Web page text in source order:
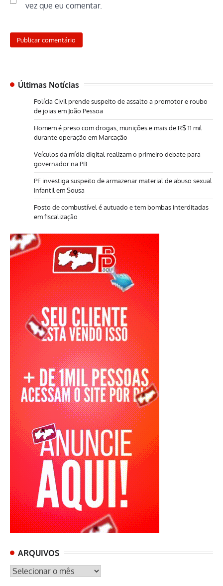
vez que eu comentar.
Últimas Notícias
Polícia Civil prende suspeito de assalto a promotor e roubo
de joias em João Pessoa
Homem é preso com drogas, munições e mais de R$ 11 mil
durante operação em Marcação
Veículos da mídia digital realizam o primeiro debate para
governador na PB
PF investiga suspeito de armazenar material de abuso sexual
infantil em Sousa
Posto de combustível é autuado e tem bombas interditadas
em fiscalização
ARQUIVOS
ARQUIVOS